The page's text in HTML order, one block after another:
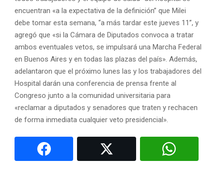
encuentran «a la expectativa de la definición” que Milei
debe tomar esta semana, “a más tardar este jueves 11”, y
agregó que «si la Cámara de Diputados convoca a tratar
ambos eventuales vetos, se impulsará una Marcha Federal
en Buenos Aires y en todas las plazas del país». Además,
adelantaron que el próximo lunes las y los trabajadores del
Hospital darán una conferencia de prensa frente al
Congreso junto a la comunidad universitaria para
«reclamar a diputados y senadores que traten y rechacen
de forma inmediata cualquier veto presidencial».